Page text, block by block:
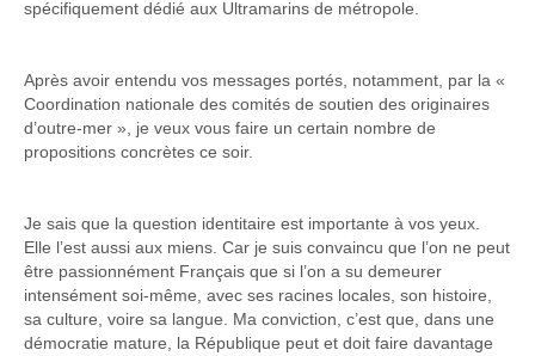
spécifiquement dédié aux Ultramarins de métropole.
Après avoir entendu vos messages portés, notamment, par la «
Coordination nationale des comités de soutien des originaires
d’outre-mer », je veux vous faire un certain nombre de
propositions concrètes ce soir.
Je sais que la question identitaire est importante à vos yeux.
Elle l’est aussi aux miens. Car je suis convaincu que l’on ne peut
être passionnément Français que si l’on a su demeurer
intensément soi-même, avec ses racines locales, son histoire,
sa culture, voire sa langue. Ma conviction, c’est que, dans une
démocratie mature, la République peut et doit faire davantage